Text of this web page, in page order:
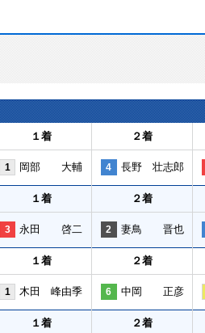
１着 ２着
1 岡部 大輔 4 長野 壮志郎
１着 ２着
3 永田 啓二 2 妻鳥 晋也
１着 ２着
1 木田 峰由季 6 中岡 正彦
１着 ２着